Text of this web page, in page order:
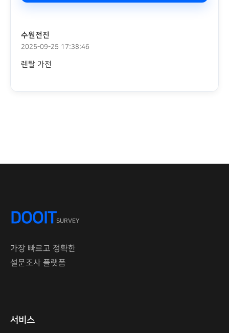
수원전진
2025-09-25 17:38:46
렌탈 가전
DOOITSURVEY
가장 빠르고 정확한
설문조사 플랫폼
서비스